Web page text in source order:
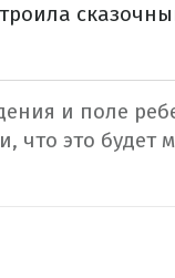
и поле
что это будет